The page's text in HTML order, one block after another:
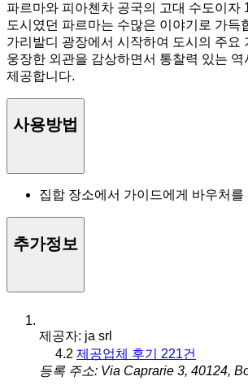
파르마와 피아첸차 공국의 고대 수도이자
도시였던 파르마는 수많은 이야기로 가득
가리발디 광장에서 시작하여 도시의 주요
웅장한 외관을 감상하면서 통찰력 있는 역
제공합니다.
사용방법
집합 장소에서 가이드에게 바우처를
추가정보
제공자: ja srl
4.2 제공업체 후기 221건
등록 주소: Via Caprarie 3, 40124,